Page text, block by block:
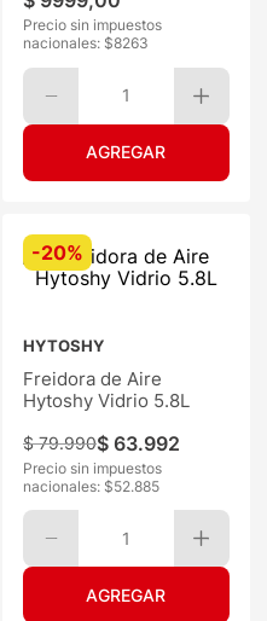
Precio sin impuestos
nacionales: $8263
1
-20%
HYTOSHY
Freidora de Aire
Hytoshy Vidrio 5.8L
$ 79.990$ 63.992
Precio sin impuestos
nacionales: $52.885
1